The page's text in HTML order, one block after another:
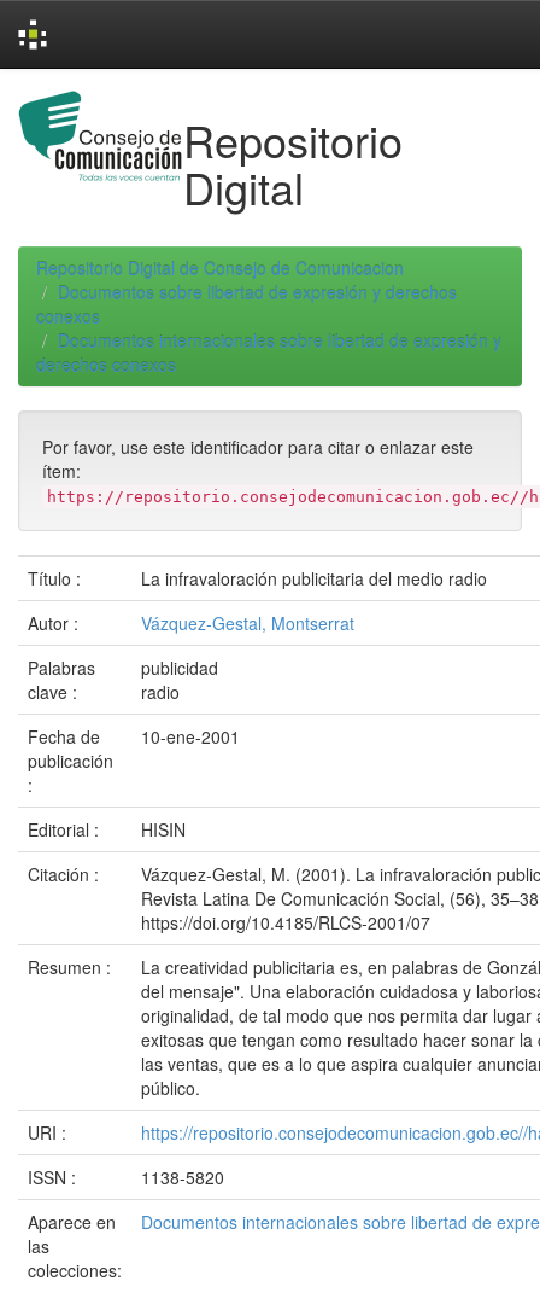
navigation
Repositorio
Digital
Repositorio Digital de Consejo de Comunicacion
Documentos sobre libertad de expresión y derechos
conexos
Documentos internacionales sobre libertad de expresión y
derechos conexos
Por favor, use este identificador para citar o enlazar este
ítem:
https://repositorio.consejodecomunicacion.gob.ec//
Título :
La infravaloración publicitaria del medio radio
Autor :
Vázquez-Gestal, Montserrat
Palabras
clave :
publicidad
radio
Fecha de
publicación
:
10-ene-2001
Editorial :
HISIN
Citación :
Vázquez-Gestal, M. (2001). La infravaloración
Revista Latina De Comunicación Social, (56),
https://doi.org/10.4185/RLCS-2001/07
Resumen :
La creatividad publicitaria es, en palabras de
del mensaje". Una elaboración cuidadosa y
originalidad, de tal modo que nos permita dar lugar
exitosas que tengan como resultado hacer sonar
las ventas, que es a lo que aspira cualquier
público.
URI :
https://repositorio.consejodecomunicacion.gob.ec//
ISSN :
1138-5820
Aparece en
las
colecciones:
Documentos internacionales sobre libertad de